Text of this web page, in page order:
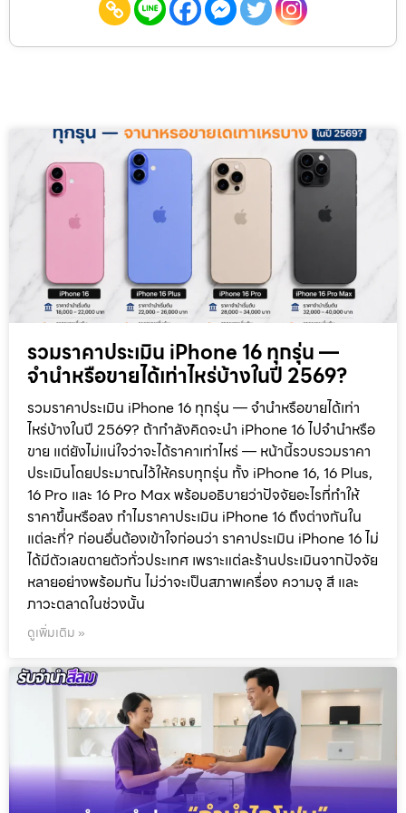
รวมราคาประเมิน iPhone 16 ทุกรุ่น —
จำนำหรือขายได้เท่าไหร่บ้างในปี 2569?
รวมราคาประเมิน iPhone 16 ทุกรุ่น — จำนำหรือขายได้เท่า
ไหร่บ้างในปี 2569? ถ้ากำลังคิดจะนำ iPhone 16 ไปจำนำหรือ
ขาย แต่ยังไม่แน่ใจว่าจะได้ราคาเท่าไหร่ — หน้านี้รวบรวมราคา
ประเมินโดยประมาณไว้ให้ครบทุกรุ่น ทั้ง iPhone 16, 16 Plus,
16 Pro และ 16 Pro Max พร้อมอธิบายว่าปัจจัยอะไรที่ทำให้
ราคาขึ้นหรือลง ทำไมราคาประเมิน iPhone 16 ถึงต่างกันใน
แต่ละที่? ก่อนอื่นต้องเข้าใจก่อนว่า ราคาประเมิน iPhone 16 ไม่
ได้มีตัวเลขตายตัวทั่วประเทศ เพราะแต่ละร้านประเมินจากปัจจัย
หลายอย่างพร้อมกัน ไม่ว่าจะเป็นสภาพเครื่อง ความจุ สี และ
ภาวะตลาดในช่วงนั้น
ดูเพิ่มเติม »